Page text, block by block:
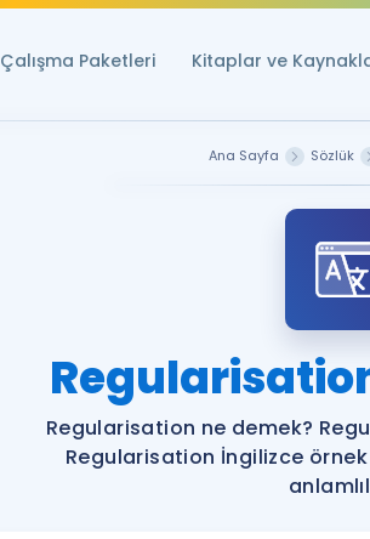
Çalışma Paketleri Kitaplar ve
Ana Sayfa Sözlük
Regularisation ne demek?
Regularisation İngilizce